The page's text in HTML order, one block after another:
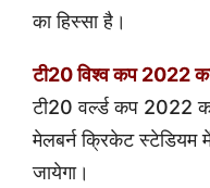
का हिस्सा है।
टी20 विश्व कप 2022
टी20 वर्ल्ड कप 2022
मेलबर्न क्रिकेट
जायेगा।